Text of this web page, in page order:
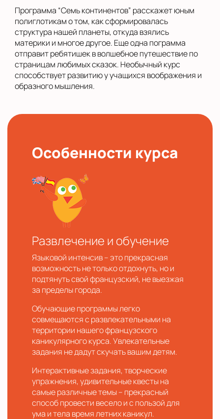
Программа “Семь континентов” расскажет юным
полиглотикам о том, как сформировалась
структура нашей планеты, откуда взялись
материки и многое другое. Еще одна пограмма
отправит ребятишек в волшебное путешествие по
страницам любимых сказок. Необычный курс
способствует развитию у учащихся воображения и
образного мышления.
Особенности курса
Развлечение и обучение
Языковой интенсив – это прекрасная
возможность не только отдохнуть, но и
подтянуть свой французский, не выезжая
за пределы города.
Обучающие программы легко
совмещаются с развлекательными на
территории нашего французского
каникулярного курса. Увлекательные
задания не дадут скучать вашим детям.
Интерактивные задания, творческие
упражнения, удивительные квесты на
самые различные темы – прекрасный
способ провести весело и с пользой для
ума и тела время летних каникул.